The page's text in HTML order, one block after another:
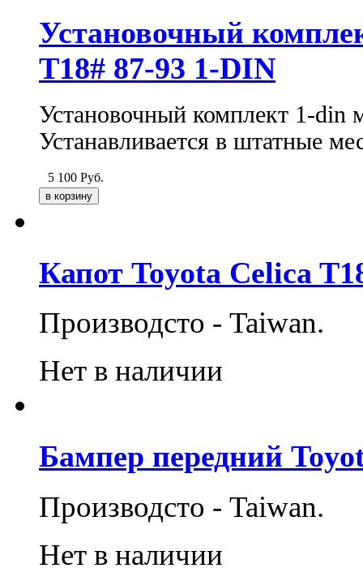
Установочный
Т18# 87-93 1-DIN
Установочный комплект 1-din
Устанавливается в штатные
5 100 Руб.
Капот Toyota Celica
Производсто - Taiwan.
Нет в наличии
Бампер передний
Производсто - Taiwan.
Нет в наличии